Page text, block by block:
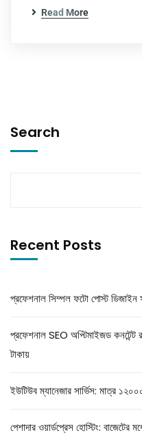
Read More
Search
Recent Posts
প্রফেশনাল সিম্পল ফটো পোস্ট ডিজাইন
প্রফেশনাল SEO অপ্টিমাইজড কনটেন্ট
টাকায়
ইউটিউব ম্যানেজার সার্ভিস: মাত্র
পেশাদার ওয়ার্ডপ্রেস হোস্টিং: বাজেটের